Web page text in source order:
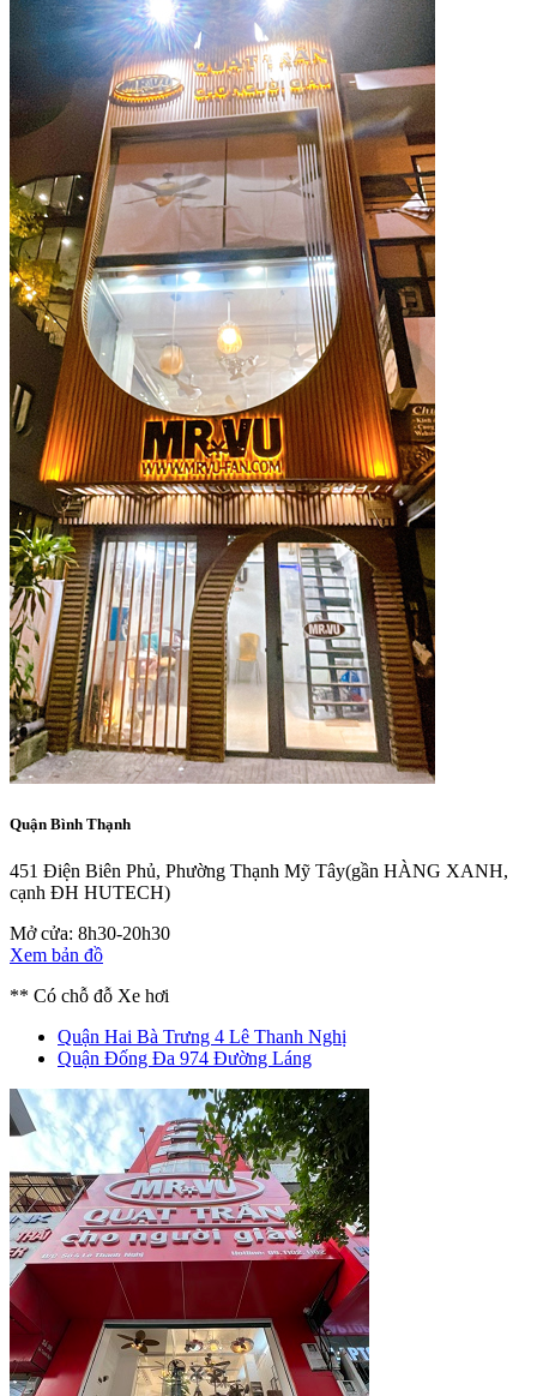
Quận Bình Thạnh
451 Điện Biên Phủ, Phường Thạnh Mỹ Tây(gần HÀNG XANH,
cạnh ĐH HUTECH)
Mở cửa: 8h30-20h30
Xem bản đồ
** Có chỗ đỗ Xe hơi
Quận Hai Bà Trưng 4 Lê Thanh Nghị
Quận Đống Đa 974 Đường Láng